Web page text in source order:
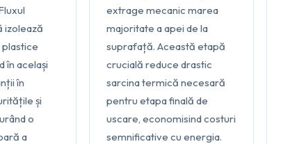
izolează
în același
în
și
o
a
extrage mecanic marea
majoritate a apei de la
suprafață. Această etapă
crucială reduce drastic
sarcina termică necesară
pentru etapa finală de
uscare, economisind costuri
semnificative cu energia.